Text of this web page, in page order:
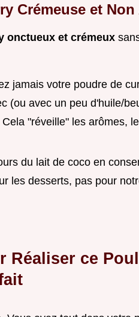
Crémeuse et
onctueux et crémeux
jamais votre poudre de
(ou avec un peu d'huile/
"réveille" les arômes,
du lait de coco en
les desserts, pas pour
Réaliser ce